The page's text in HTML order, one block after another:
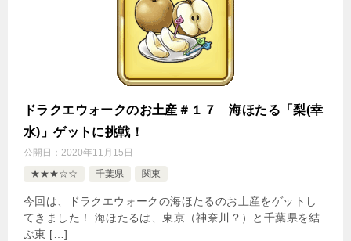
ドラクエウォークのお土産＃１７ 海ほたる「梨(幸
水)」ゲットに挑戦！
公開日： 2020年11月15日
★★★☆☆
千葉県 関東
今回は、ドラクエウォークの海ほたるのお土産をゲットし
てきました！ 海ほたるは、東京（神奈川？）と千葉県を結
ぶ東 […]